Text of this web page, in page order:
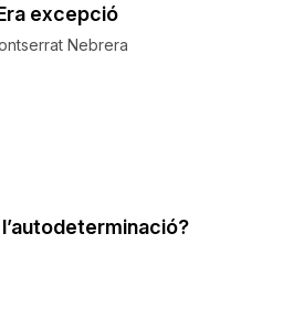
excepció
Nebrera